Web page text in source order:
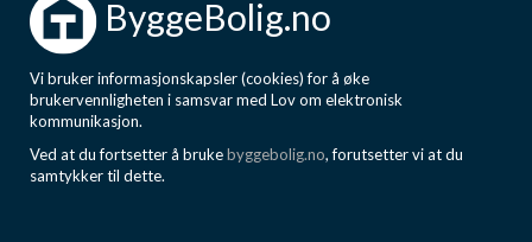
ByggeBolig.no
Vi bruker informasjonskapsler (cookies) for å øke
brukervennligheten i samsvar med Lov om elektronisk
kommunikasjon.
Ved at du fortsetter å brukebyggebolig.no, forutsetter vi at du
samtykker til dette.